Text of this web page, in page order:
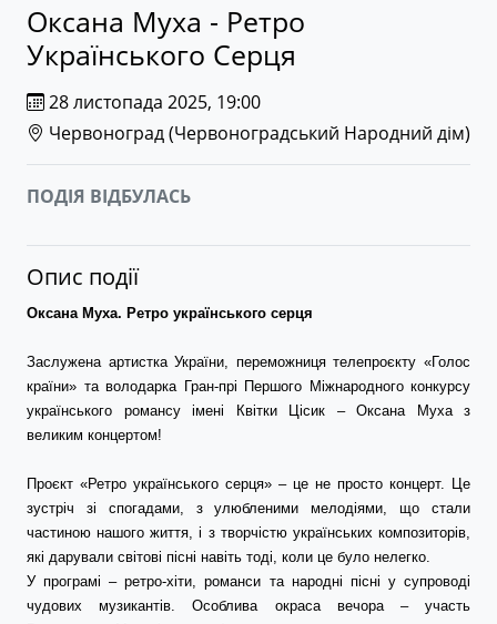
Оксана Муха - Ретро
Українського Серця
28 листопада 2025, 19:00
Червоноград (Червоноградський Народний дім)
ПОДІЯ ВІДБУЛАСЬ
Опис події
Оксана Муха. Ретро українського серця
Заслужена артистка України, переможниця телепроєкту «Голос
країни» та володарка Гран-прі Першого Міжнародного конкурсу
українського романсу імені Квітки Цісик – Оксана Муха з
великим концертом!
Проєкт «Ретро українського серця» – це не просто концерт. Це
зустріч зі спогадами, з улюбленими мелодіями, що стали
частиною нашого життя, і з творчістю українських композиторів,
які дарували світові пісні навіть тоді, коли це було нелегко.
У програмі – ретро-хіти, романси та народні пісні у супроводі
чудових музикантів. Особлива окраса вечора – участь